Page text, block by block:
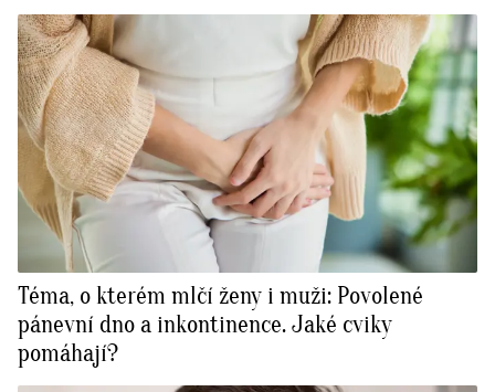
Téma, o kterém mlčí ženy i muži: Povolené
pánevní dno a inkontinence. Jaké cviky
pomáhají?